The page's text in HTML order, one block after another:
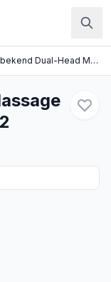
Onbekend Dual-Head Massage Gun met Verlengsteel, 12 Standen